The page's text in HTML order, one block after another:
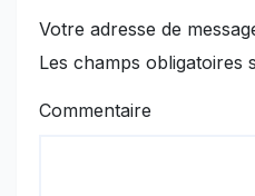
Votre adresse de
Les champs obligatoires
Commentaire